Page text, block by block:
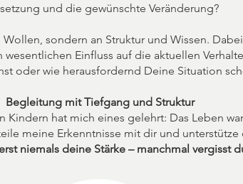
und die gewünschte Veränderung?
sondern an Struktur und Wissen.
Einfluss auf die aktuellen
oder wie herausfordernd Deine Situation
Begleitung mit Tiefgang und Struktur
Kindern hat mich eines gelehrt: Das Leben
meine Erkenntnisse mit dir und
niemals deine Stärke – manchmal vergisst